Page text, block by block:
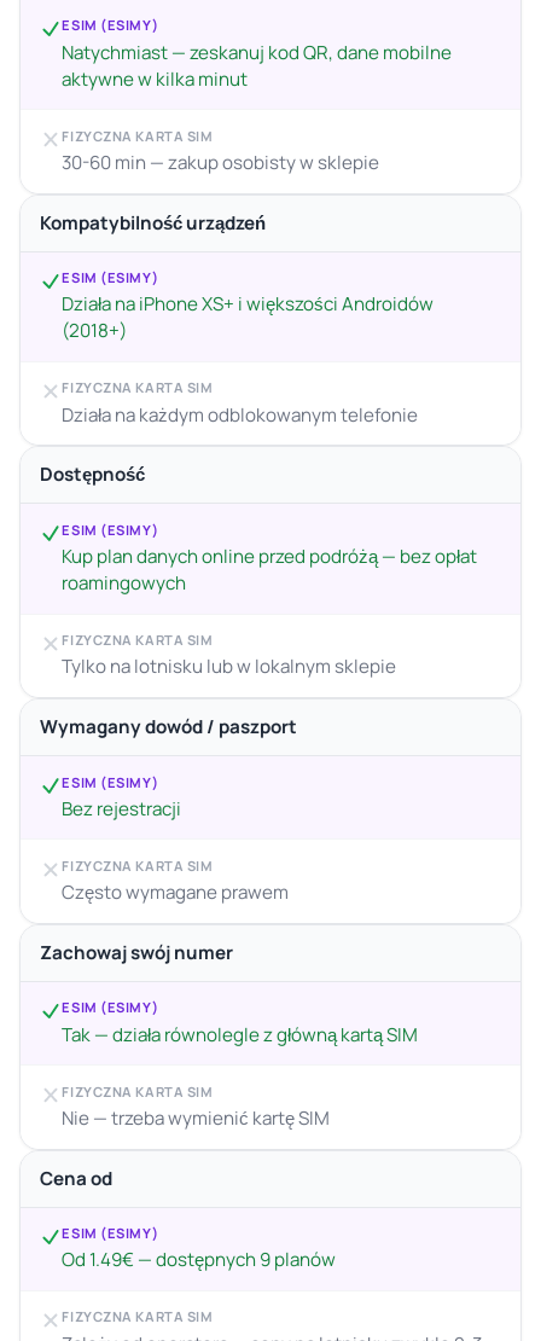
ESIM (ESIMY)
Natychmiast — zeskanuj kod QR, dane mobilne
aktywne w kilka minut
FIZYCZNA KARTA SIM
30-60 min — zakup osobisty w sklepie
Kompatybilność urządzeń
ESIM (ESIMY)
Działa na iPhone XS+ i większości Androidów
(2018+)
FIZYCZNA KARTA SIM
Działa na każdym odblokowanym telefonie
Dostępność
ESIM (ESIMY)
Kup plan danych online przed podróżą — bez opłat
roamingowych
FIZYCZNA KARTA SIM
Tylko na lotnisku lub w lokalnym sklepie
Wymagany dowód / paszport
ESIM (ESIMY)
Bez rejestracji
FIZYCZNA KARTA SIM
Często wymagane prawem
Zachowaj swój numer
ESIM (ESIMY)
Tak — działa równolegle z główną kartą SIM
FIZYCZNA KARTA SIM
Nie — trzeba wymienić kartę SIM
Cena od
ESIM (ESIMY)
Od 1.49€ — dostępnych 9 planów
FIZYCZNA KARTA SIM